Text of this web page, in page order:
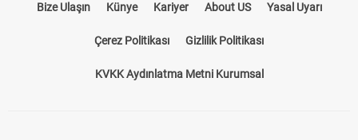
Bize Ulaşın Künye Kariyer About US Yasal Uyarı
Çerez Politikası Gizlilik Politikası
KVKK Aydınlatma Metni Kurumsal